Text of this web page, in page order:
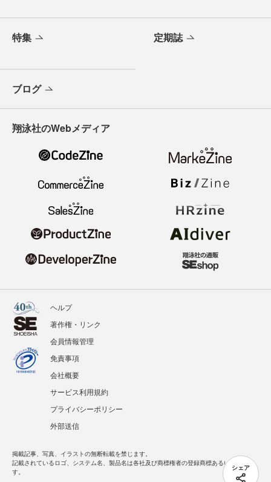
シェア
特集 定期誌
ブログ
翔泳社のWebメディア
ヘルプ
著作権・リンク
会員情報管理
免責事項
会社概要
サービス利用規約
プライバシーポリシー
外部送信
掲載記事、写真、イラストの無断転載を禁じます。
記載されているロゴ、システム名、製品名は各社及び商標権者の登録商標あるいは商標で
す。